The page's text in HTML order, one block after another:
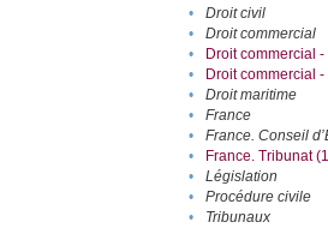
•
Droit civil
•
Droit commercial
•
Droit commercial
•
Droit commercial
•
Droit maritime
•
France
•
France. Conseil
•
France. Tribunat
•
Législation
•
Procédure civile
•
Tribunaux